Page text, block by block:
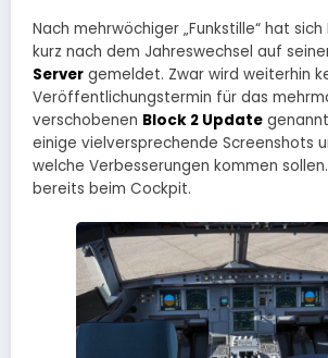
Nach mehrwöchiger „Funkstille“ hat sich
kurz nach dem Jahreswechsel auf
Server gemeldet. Zwar wird weiterhin
Veröffentlichungstermin für das
verschobenen Block 2 Update
einige vielversprechende Screenshots
welche Verbesserungen kommen
bereits beim Cockpit.